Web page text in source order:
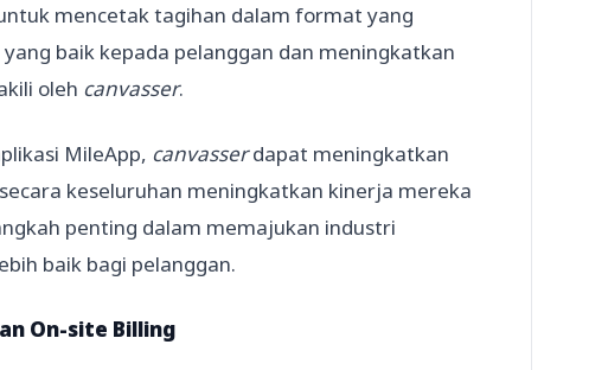
mencetak tagihan dalam format yang
baik kepada pelanggan dan meningkatkan
oleh canvasser.
MileApp, canvasserdapat meningkatkan
keseluruhan meningkatkan kinerja mereka
penting dalam memajukan industri
baik bagi pelanggan.
On-site Billing